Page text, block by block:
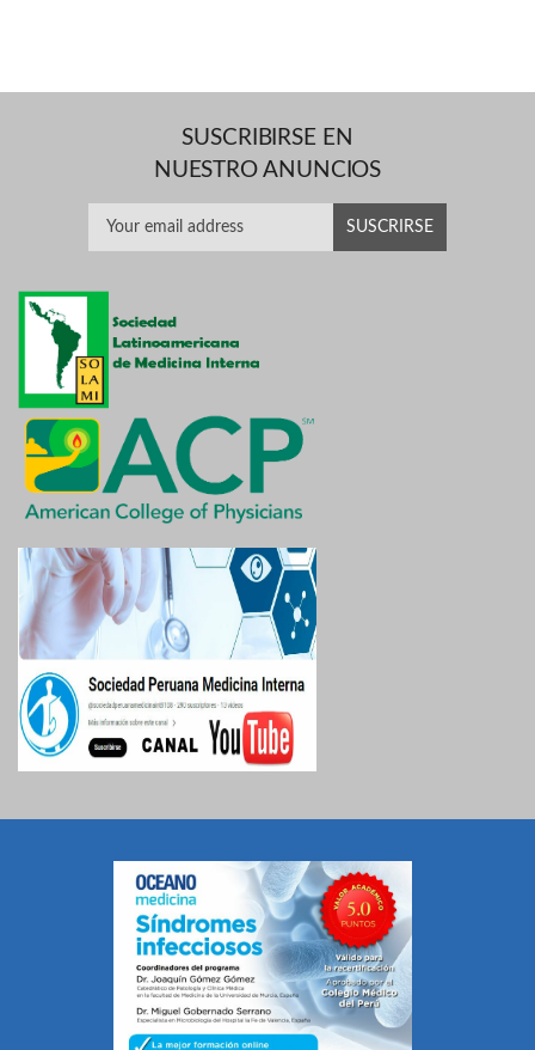
SUSCRIBIRSE EN
NUESTRO ANUNCIOS